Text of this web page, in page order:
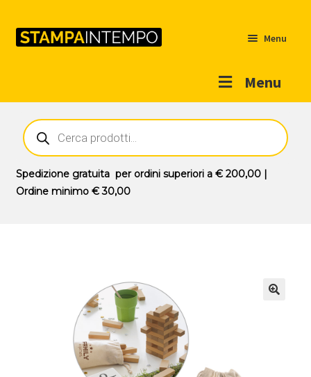
Menu
Menu
Outlet
Prodotti
Novità
Ricerca
prodotti
Spedizione gratuitaper ordini superiori a € 200,00|
Ordine minimo € 30,00